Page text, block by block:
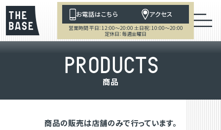
お電話はこちら アクセス
営業時間 平日：12:00～20:00 土日祝：10:00～20:00
定休日：毎週金曜日
PRODUCTS
商品
商品の販売は店舗のみで行っています。